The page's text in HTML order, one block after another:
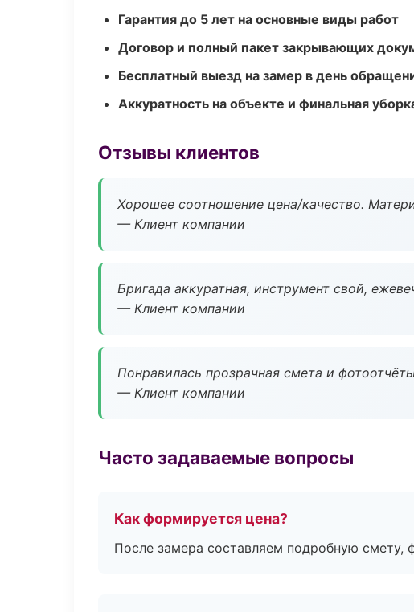
Гарантия до 5 лет на основные виды работ
Договор и полный пакет закрывающих
Бесплатный выезд на замер в день
Аккуратность на объекте и финальная
Отзывы клиентов
Хорошее соотношение цена/качество.
— Клиент компании
Бригада аккуратная, инструмент свой,
— Клиент компании
Понравилась прозрачная смета и
— Клиент компании
Часто задаваемые вопросы
Как формируется цена?
После замера составляем подробную смету,